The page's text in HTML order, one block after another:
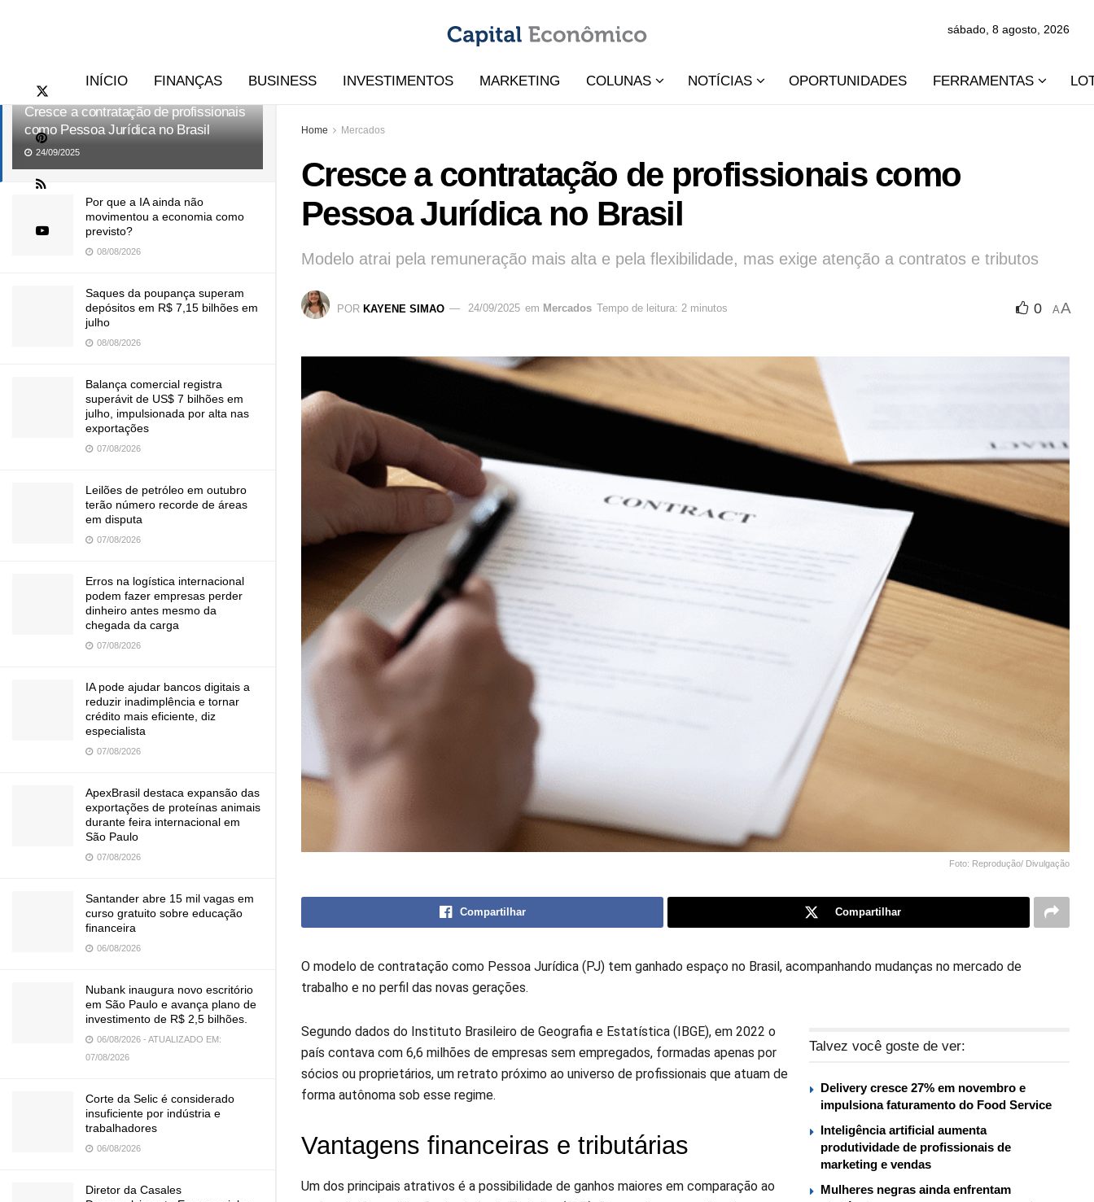
Cresce a contratação de profissionais
como Pessoa Jurídica no Brasil
24/09/2025
Por que a IA ainda não
movimentou a economia como
previsto?
08/08/2026
Saques da poupança superam
depósitos em R$ 7,15 bilhões em
julho
08/08/2026
Balança comercial registra
superávit de US$ 7 bilhões em
julho, impulsionada por alta nas
exportações
07/08/2026
Leilões de petróleo em outubro
terão número recorde de áreas
em disputa
07/08/2026
Erros na logística internacional
podem fazer empresas perder
dinheiro antes mesmo da
chegada da carga
07/08/2026
IA pode ajudar bancos digitais a
reduzir inadimplência e tornar
crédito mais eficiente, diz
especialista
07/08/2026
ApexBrasil destaca expansão das
exportações de proteínas animais
durante feira internacional em
São Paulo
07/08/2026
Santander abre 15 mil vagas em
curso gratuito sobre educação
financeira
06/08/2026
Nubank inaugura novo escritório
em São Paulo e avança plano de
investimento de R$ 2,5 bilhões.
06/08/2026 - ATUALIZADO EM:
07/08/2026
Corte da Selic é considerado
insuficiente por indústria e
trabalhadores
06/08/2026
Diretor da Casales
sábado, 8 agosto, 2026
INÍCIO FINANÇAS BUSINESS INVESTIMENTOS MARKETING COLUNAS NOTÍCIAS OPORTUNIDADES FERRAMENTAS
Home Mercados
Cresce a contratação de profissionais como
Pessoa Jurídica no Brasil
Modelo atrai pela remuneração mais alta e pela flexibilidade, mas exige atenção a contratos e tributos
POR KAYENE SIMAO 24/09/2025 em Mercados Tempo de leitura: 2 minutos 0 AA
Foto: Reprodução/ Divulgação
Compartilhar Compartilhar
O modelo de contratação como Pessoa Jurídica (PJ) tem ganhado espaço no Brasil, acompanhando mudanças no mercado de
trabalho e no perfil das novas gerações.
Talvez você goste de ver:
Delivery cresce 27% em novembro e
impulsiona faturamento do Food Service
Inteligência artificial aumenta
produtividade de profissionais de
marketing e vendas
Mulheres negras ainda enfrentam
Segundo dados do Instituto Brasileiro de Geografia e Estatística (IBGE), em 2022 o
país contava com 6,6 milhões de empresas sem empregados, formadas apenas por
sócios ou proprietários, um retrato próximo ao universo de profissionais que atuam de
forma autônoma sob esse regime.
Vantagens financeiras e tributárias
Um dos principais atrativos é a possibilidade de ganhos maiores em comparação ao